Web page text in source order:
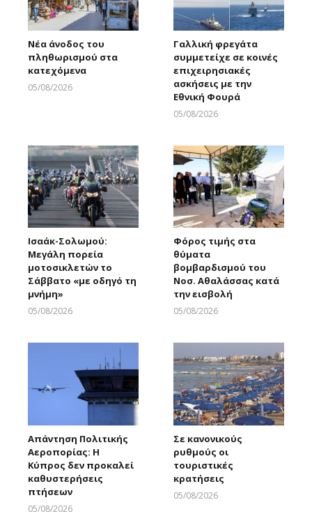
Νέα άνοδος του
πληθωρισμού στα
κατεχόμενα
05/08/2026
Γαλλική φρεγάτα
συμμετείχε σε κοινές
επιχειρησιακές
ασκήσεις με την
Εθνική Φουρά
05/08/2026
Ισαάκ-Σολωμού:
Μεγάλη πορεία
μοτοσικλετών το
Σάββατο «με οδηγό τη
μνήμη»
05/08/2026
Φόρος τιμής στα
θύματα
βομβαρδισμού του
Νοσ. Αθαλάσσας κατά
την εισβολή
05/08/2026
Απάντηση Πολιτικής
Αεροπορίας: Η
Κύπρος δεν προκαλεί
καθυστερήσεις
πτήσεων
05/08/2026
Σε κανονικούς
ρυθμούς οι
τουριστικές
κρατήσεις
05/08/2026